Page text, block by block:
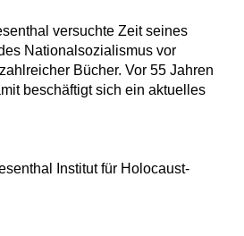
versuchte Zeit seines
Nationalsozialismus vor
Bücher. Vor 55 Jahren
beschäftigt sich ein aktuelles
Institut für Holocaust-